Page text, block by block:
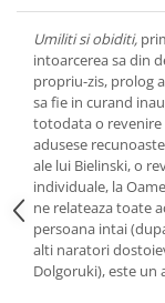
Umiliti si obiditi,
intoarcerea sa din
propriu-zis, prolog
sa fie in curand
totodata o revenire
adusese
ale lui Bielinski, o
individuale, la
ne relateaza toate
persoana intai
alti naratori
Dolgoruki), este un